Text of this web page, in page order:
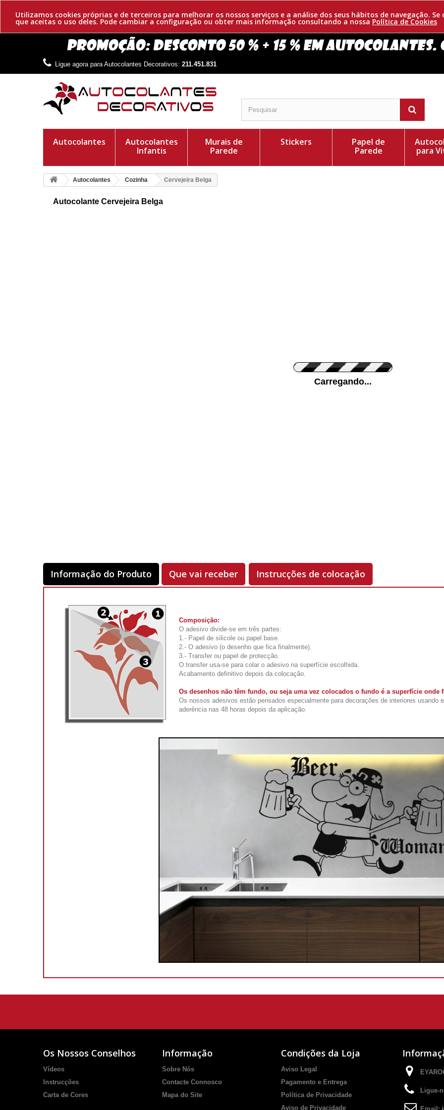
Utilizamos cookies próprias e de terceiros para melhorar os nossos serviços e a análise dos seus hábitos de navegação.
que aceitas o uso deles. Pode cambiar a configuração ou obter mais informação consultando a nossa Política de Cookies
Ligue agora para Autocolantes Decorativos: 211.451.831
Autocolantes
Autocolantes
Infantis
Murais de
Parede
Stickers
Papel de
Parede
para
Autocolantes Cozinha Cervejeira Belga
Autocolante Cervejeira Belga
Carregando...
Ponha a sua foto
Informação do Produto Que vai receber Instrucções de colocação
Composição:
O adesivo divide-se em três partes:
1.- Papel de silicole ou papel base.
2.- O adesivo (o desenho que fica finalmente).
3.- Transfer ou papel de protecção.
O transfer usa-se para colar o adesivo na superfície escolhida.
Acabamento definitivo depois da colocação.
Os desenhos não têm fundo, ou seja uma vez colocados o fundo é a superfície onde
Os nossos adesivos estão pensados especialmente para decorações de interiores
aderência nas 48 horas depois da aplicação.
Os Nossos Conselhos
Vídeos
Instrucções
Carta de Cores
Informação
Sobre Nós
Contacte Connosco
Mapa do Site
Condições da Loja
Aviso Legal
Pagamento e Entrega
Política de Privacidade
Aviso de Privacidade
Ligue-